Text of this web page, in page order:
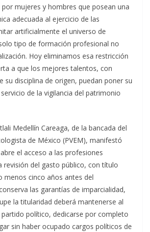
por mujeres y hombres que posean una
adecuada al ejercicio de las
artificialmente el universo de
tipo de formación profesional no
Hoy eliminamos esa restricción
a que los mejores talentos, con
su disciplina de origen, puedan poner su
de la vigilancia del patrimonio
Medellín Careaga, de la bancada del
de México (PVEM), manifestó
el acceso a las profesiones
revisión del gasto público, con título
menos cinco años antes del
las garantías de imparcialidad,
la titularidad deberá mantenerse al
político, dedicarse por completo
sin haber ocupado cargos políticos de